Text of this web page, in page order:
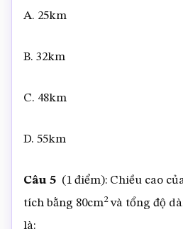
A. 25km
B. 32km
C. 48km
D. 55km
Câu 5 (1 điểm): Chiều cao
tích bằng 80cm2và tổng độ
là: